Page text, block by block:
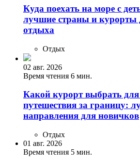
Куда поехать на море с
лучшие страны и курорты
отдыха
Отдых
02 авг. 2026
Время чтения 6 мин.
Какой курорт выбрать для
путешествия за границу:
направления для новичков
Отдых
01 авг. 2026
Время чтения 5 мин.